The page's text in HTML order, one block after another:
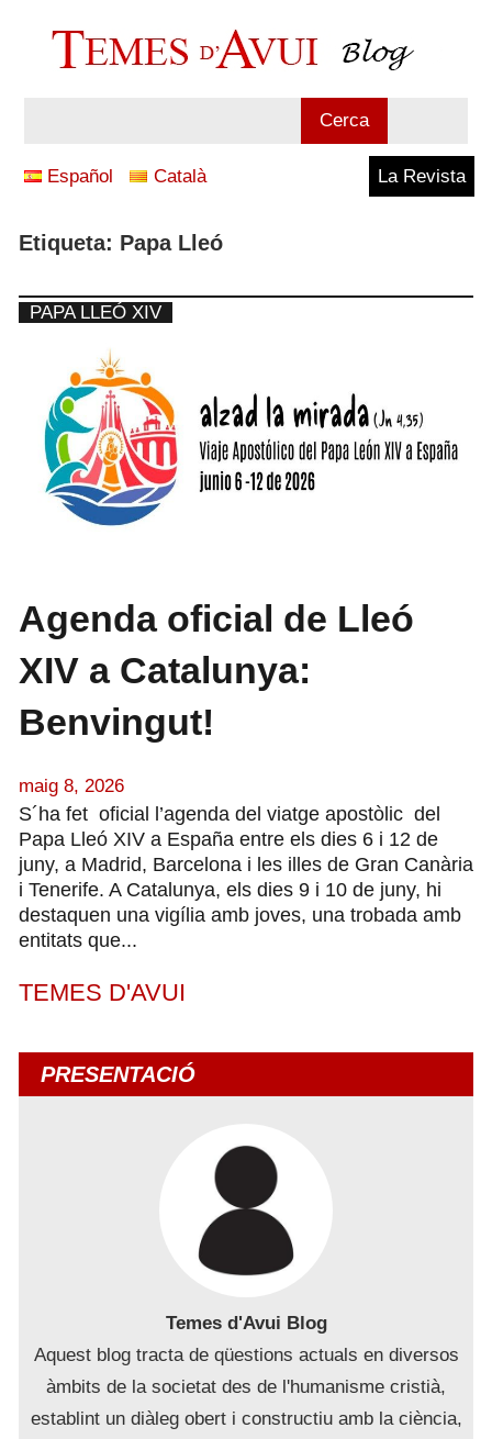
Temes
Cerca
Español Català La Revista
Etiqueta: Papa Lleó
PAPA LLEÓ XIV
Agenda oficial de Lleó
XIV a Catalunya:
Benvingut!
maig 8, 2026
S´ha fet oficial l’agenda del viatge apostòlic del
Papa Lleó XIV a España entre els dies 6 i 12 de
juny, a Madrid, Barcelona i les illes de Gran Canària
i Tenerife. A Catalunya, els dies 9 i 10 de juny, hi
destaquen una vigília amb joves, una trobada amb
entitats que...
TEMES D'AVUI
PRESENTACIÓ
Temes d'Avui Blog
Aquest blog tracta de qüestions actuals en diversos
àmbits de la societat des de l'humanisme cristià,
establint un diàleg obert i constructiu amb la ciència,